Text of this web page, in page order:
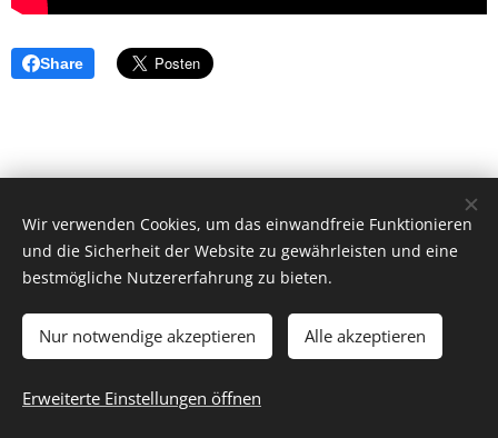
Share
All rights reserved.
Wir verwenden Cookies, um das einwandfreie Funktionieren
und die Sicherheit der Website zu gewährleisten und eine
bestmögliche Nutzererfahrung zu bieten.
Nur notwendige akzeptieren Alle akzeptieren
Erweiterte Einstellungen öffnen